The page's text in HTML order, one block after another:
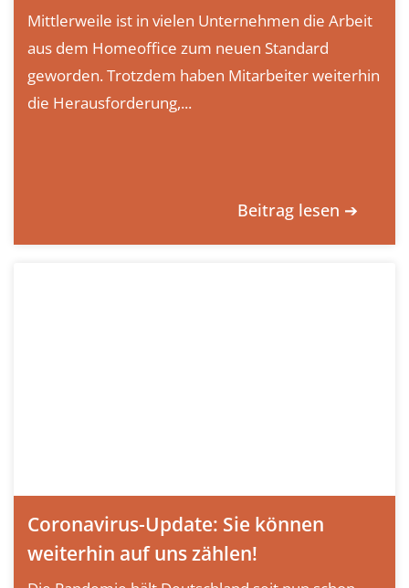
Mittlerweile ist in vielen Unternehmen die Arbeit
aus dem Homeoffice zum neuen Standard
geworden. Trotzdem haben Mitarbeiter weiterhin
die Herausforderung,...
Beitrag lesen ➔
Coronavirus-Update: Sie können
weiterhin auf uns zählen!